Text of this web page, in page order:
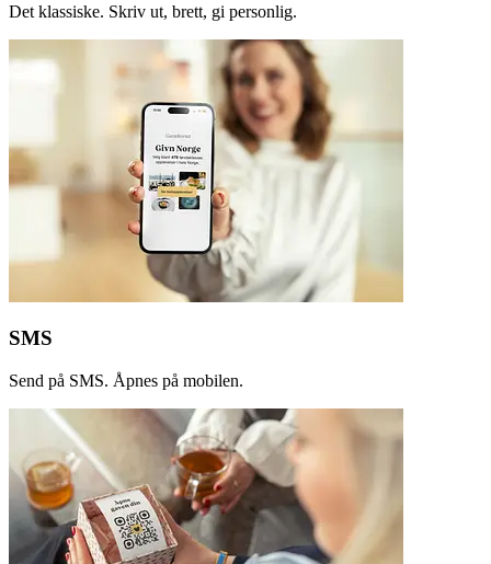
Det klassiske. Skriv ut, brett, gi personlig.
SMS
Send på SMS. Åpnes på mobilen.